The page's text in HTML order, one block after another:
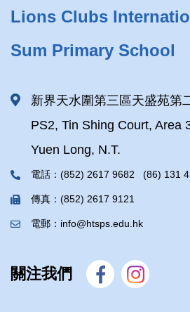
Lions Clubs
Sum Primary School
新界天水圍第三區天盛苑第
PS2, Tin Shing Court, Area
Yuen Long, N.T.
電話：(852) 2617 9682 (86) 131
傳真：(852) 2617 9121
電郵：info@htsps.edu.hk
關注我們